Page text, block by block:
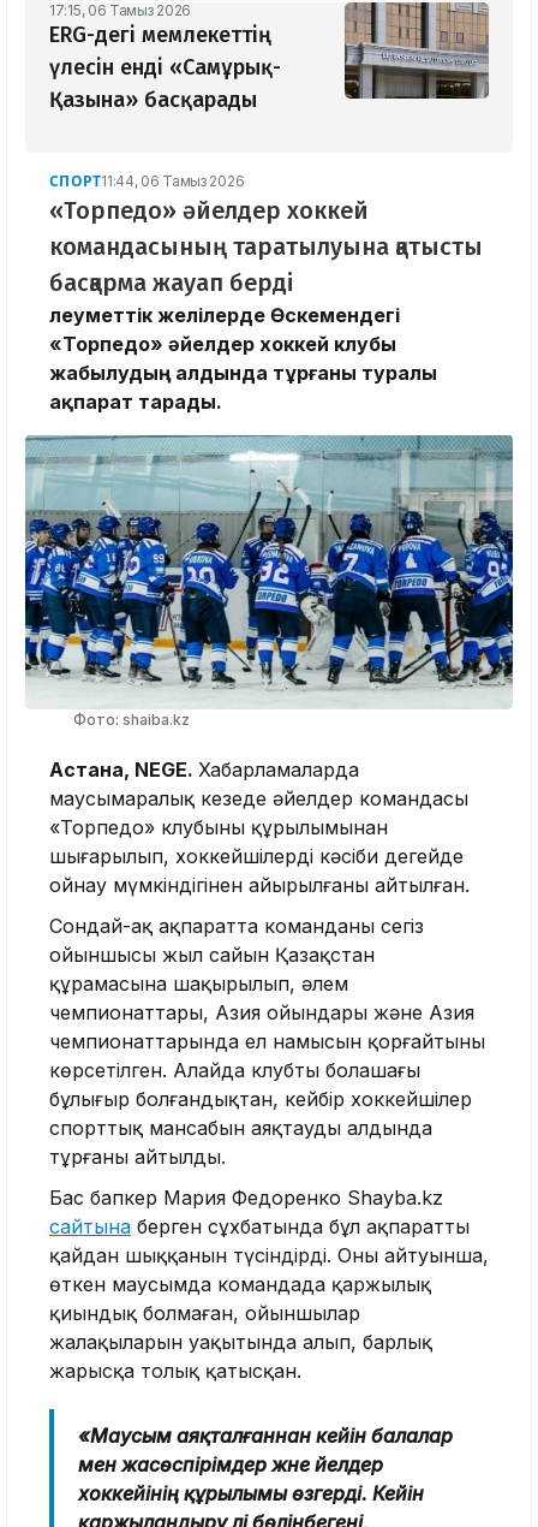
17:15, 06 Тамыз 2026
ERG-дегі мемлекеттің
үлесін енді «Самұрық-
Қазына» басқарады
СПОРТ11:44, 06 Тамыз 2026
«Торпедо» әйелдер хоккей
командасының таратылуына қатысты
басқарма жауап берді
Әлеуметтік желілерде Өскемендегі
«Торпедо» әйелдер хоккей клубы
жабылудың алдында тұрғаны туралы
ақпарат тарады.
Фото: shaiba.kz
Астана, NEGE. Хабарламаларда
маусымаралық кезеңде әйелдер командасы
«Торпедо» клубының құрылымынан
шығарылып, хоккейшілердің кәсіби деңгейде
ойнау мүмкіндігінен айырылғаны айтылған.
Сондай-ақ ақпаратта команданың сегіз
ойыншысы жыл сайын Қазақстан
құрамасына шақырылып, әлем
чемпионаттары, Азия ойындары және Азия
чемпионаттарында ел намысын қорғайтыны
көрсетілген. Алайда клубтың болашағы
бұлыңғыр болғандықтан, кейбір хоккейшілер
спорттық мансабын аяқтаудың алдында
тұрғаны айтылды.
Бас бапкер Мария Федоренко Shayba.kz
сайтына берген сұхбатында бұл ақпараттың
қайдан шыққанын түсіндірді. Оның айтуынша,
өткен маусымда командада қаржылық
қиындық болмаған, ойыншылар
жалақыларын уақытында алып, барлық
жарысқа толық қатысқан.
«Маусым аяқталғаннан кейін балалар
мен жасөспірімдер және әйелдер
хоккейінің құрылымы өзгерді. Кейін
қаржыландыру әлі бөлінбегені,